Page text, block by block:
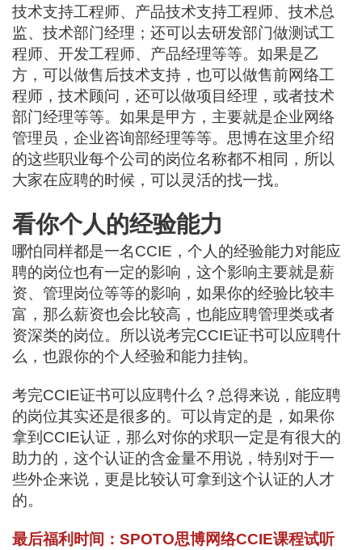
技术支持工程师、产品技术支持工程师、技术总
监、技术部门经理；还可以去研发部门做测试工
程师、开发工程师、产品经理等等。如果是乙
方，可以做售后技术支持，也可以做售前网络工
程师，技术顾问，还可以做项目经理，或者技术
部门经理等等。如果是甲方，主要就是企业网络
管理员，企业咨询部经理等等。思博在这里介绍
的这些职业每个公司的岗位名称都不相同，所以
大家在应聘的时候，可以灵活的找一找。
看你个人的经验能力
哪怕同样都是一名CCIE，个人的经验能力对能应
聘的岗位也有一定的影响，这个影响主要就是薪
资、管理岗位等等的影响，如果你的经验比较丰
富，那么薪资也会比较高，也能应聘管理类或者
资深类的岗位。所以说考完CCIE证书可以应聘什
么，也跟你的个人经验和能力挂钩。
考完CCIE证书可以应聘什么？总得来说，能应聘
的岗位其实还是很多的。可以肯定的是，如果你
拿到CCIE认证，那么对你的求职一定是有很大的
助力的，这个认证的含金量不用说，特别对于一
些外企来说，更是比较认可拿到这个认证的人才
的。
最后福利时间：SPOTO思博网络CCIE课程试听